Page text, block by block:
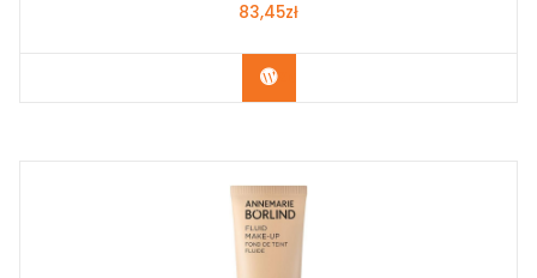
83,45zł
Zobacz